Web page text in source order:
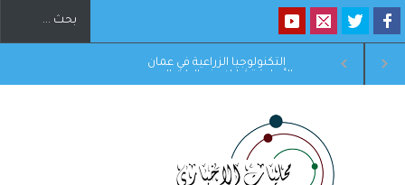
دورة تدريبية بمركز البحوث
الاهلية حول الهندسة الطبية
الزراعية في عمان
لمكافحة التصحر